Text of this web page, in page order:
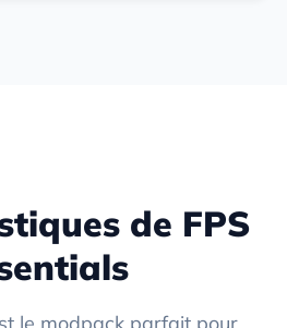
de FPS
le modpack parfait pour